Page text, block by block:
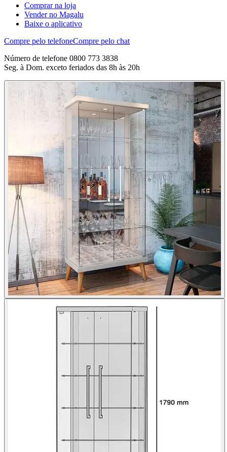
Comprar na loja
Vender no Magalu
Baixe o aplicativo
Compre pelo telefoneCompre pelo chat
Número de telefone 0800 773 3838
Seg. à Dom. exceto feriados das 8h às 20h